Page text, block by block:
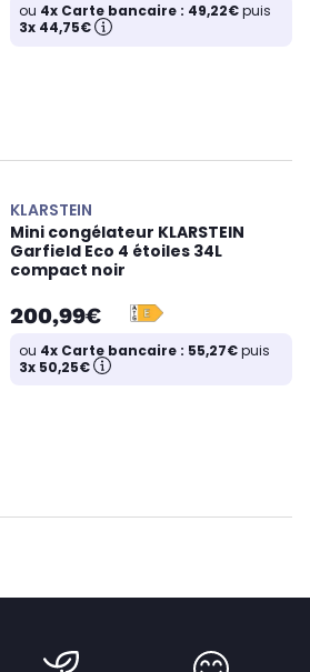
ou 4x Carte bancaire : 49,22€puis
3x 44,75€
KLARSTEIN
Mini congélateur KLARSTEIN
Garfield Eco 4 étoiles 34L
compact noir
200,99€
ou 4x Carte bancaire : 55,27€puis
3x 50,25€